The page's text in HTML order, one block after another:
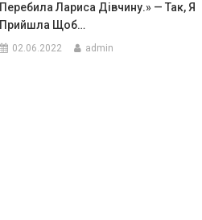
Перебила Лариса Дівчину.» — Так, Я
Прийшла Щоб…
02.06.2022 admin